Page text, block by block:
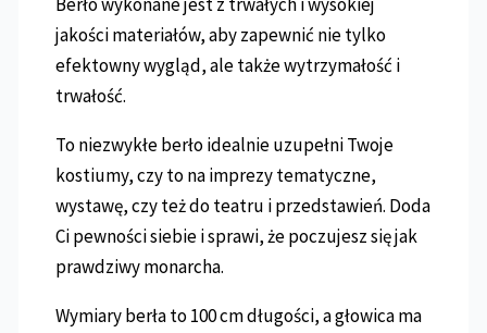
jakości materiałów, aby zapewnić nie tylko
efektowny wygląd, ale także wytrzymałość i
trwałość.
To niezwykłe berło idealnie uzupełni Twoje
kostiumy, czy to na imprezy tematyczne,
wystawę, czy też do teatru i przedstawień. Doda
Ci pewności siebie i sprawi, że poczujesz się jak
prawdziwy monarcha.
Wymiary berła to 100 cm długości, a głowica ma